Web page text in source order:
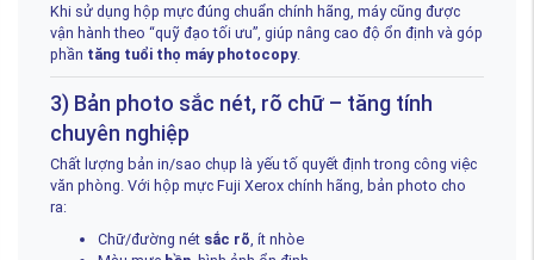
Khi sử dụng hộp mực đúng chuẩn chính hãng, máy cũng được
vận hành theo “quỹ đạo tối ưu”, giúp nâng cao độ ổn định và góp
phần tăng tuổi thọ máy photocopy.
3) Bản photo sắc nét, rõ chữ – tăng tính
chuyên nghiệp
Chất lượng bản in/sao chụp là yếu tố quyết định trong công việc
văn phòng. Với hộp mực Fuji Xerox chính hãng, bản photo cho
ra:
Chữ/đường nét sắc rõ , ít nhòe